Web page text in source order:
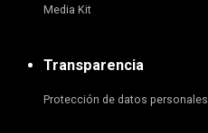
Media Kit
Transparencia
Protección de datos personales